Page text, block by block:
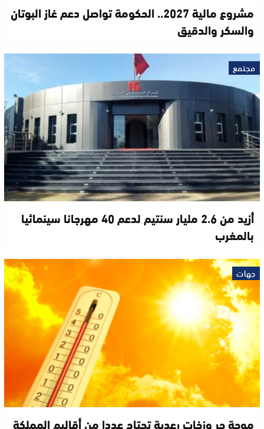
مشروع مالية 2027.. الحكومة تواصل دعم غاز البوتان
والسكر والدقيق
مجتمع
أزيد من 2.6 مليار سنتيم لدعم 40 مهرجانا سينمائيا
بالمغرب
جهات
موجة حر وزخات رعدية تجتاح عددا من أقاليم المملكة